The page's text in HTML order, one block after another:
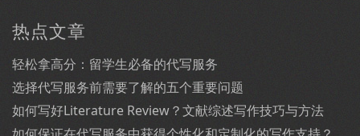
热点文章
轻松拿高分：留学生必备的代写服务
选择代写服务前需要了解的五个重要问题
如何写好Literature Review？文献综述写作技巧与方法